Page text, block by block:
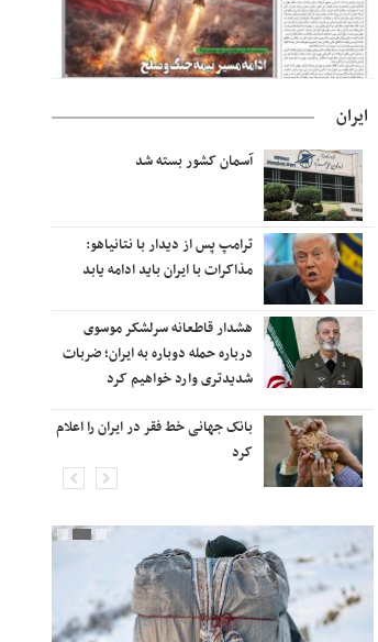
تمدید مهلت اظهارنامه‌های مالیاتی سال ۱۴۰۴ تا
پایان شهریورماه
ایران
آسمان کشور بسته شد
ترامپ پس از دیدار با نتانیاهو:
مذاکرات با ایران باید ادامه یابد
هشدار قاطعانه سرلشکر موسوی
درباره حمله دوباره به ایران؛ ضربات
شدیدتری وارد خواهیم کرد
بانک جهانی خط فقر در ایران را اعلام
کرد
 